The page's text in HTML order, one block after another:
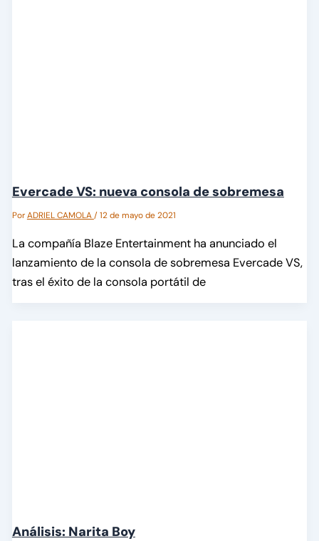
Evercade VS: nueva consola de sobremesa
PorADRIEL CAMOLA/12 de mayo de 2021
La compañía Blaze Entertainment ha anunciado el
lanzamiento de la consola de sobremesa Evercade VS,
tras el éxito de la consola portátil de
Análisis: Narita Boy